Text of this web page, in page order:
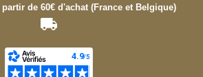
de 60€ d'achat (France et Belgique)